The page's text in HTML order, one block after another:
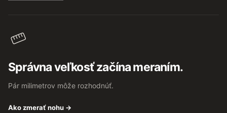
Správna veľkosť začína meraním.
Pár milimetrov môže rozhodnúť.
Ako zmerať nohu →